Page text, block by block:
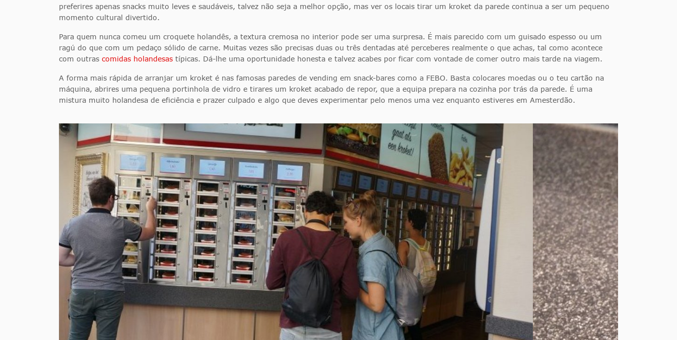
preferires apenas snacks muito leves e saudáveis, talvez não seja a melhor opção, mas ver os locais tirar um kroket da parede continua a ser um pequeno
momento cultural divertido.
Para quem nunca comeu um croquete holandês, a textura cremosa no interior pode ser uma surpresa. É mais parecido com um guisado espesso ou um
ragú do que com um pedaço sólido de carne. Muitas vezes são precisas duas ou três dentadas até perceberes realmente o que achas, tal como acontece
com outras comidas holandesas típicas. Dá-lhe uma oportunidade honesta e talvez acabes por ficar com vontade de comer outro mais tarde na viagem.
A forma mais rápida de arranjar um kroket é nas famosas paredes de vending em snack-bares como a FEBO. Basta colocares moedas ou o teu cartão na
máquina, abrires uma pequena portinhola de vidro e tirares um kroket acabado de repor, que a equipa prepara na cozinha por trás da parede. É uma
mistura muito holandesa de eficiência e prazer culpado e algo que deves experimentar pelo menos uma vez enquanto estiveres em Amesterdão.